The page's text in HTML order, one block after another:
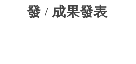
發 / 成果發表